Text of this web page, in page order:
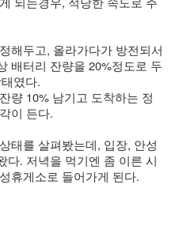
해두고, 올라가다가 방전되서
배터리 잔량을 20%정도로 두
였다.
량 10% 남기고 도착하는 정
이 든다.
태를 살펴봤는데, 입장, 안성
다. 저녁을 먹기엔 좀 이른 시
휴게소로 들어가게 된다.